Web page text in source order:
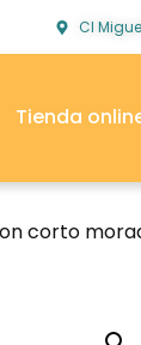
Cl
Tienda
corto